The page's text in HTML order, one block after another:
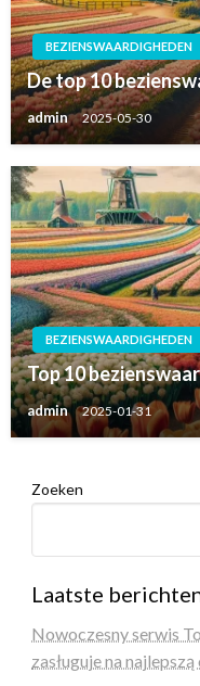
BEZIENSWAARDIGHEDEN
De top 10
admin 2025-05-30
BEZIENSWAARDIGHEDEN
Top 10
admin 2025-01-31
Zoeken
Laatste
Nowoczesny serwis
zasługuje na